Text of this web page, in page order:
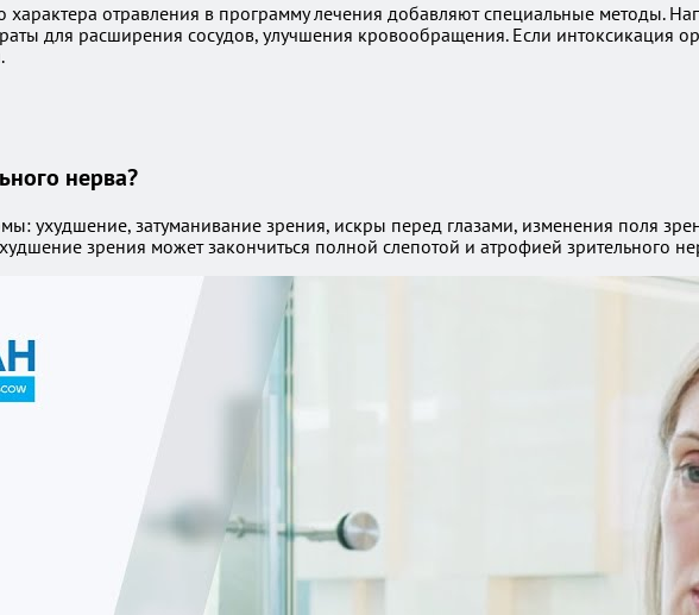
характера отравления в программу лечения добавляют специальные методы.
для расширения сосудов, улучшения кровообращения. Если интоксикация
нерва?
ухудшение, затуманивание зрения, искры перед глазами, изменения поля
зрения может закончиться полной слепотой и атрофией зрительного